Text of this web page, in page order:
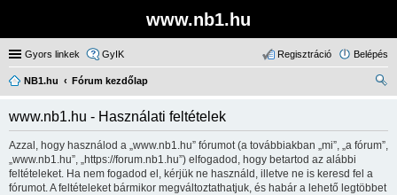
www.nb1.hu
Gyors linkek GyIK Belépés
Regisztráció
NB1.hu
Fórum kezdőlap
s
www.nb1.hu - Használati feltételek
Azzal, hogy használod a „www.nb1.hu” fórumot (a továbbiakban „mi”, „a fórum”,
„www.nb1.hu”, „https://forum.nb1.hu”) elfogadod, hogy betartod az alábbi
feltételeket. Ha nem fogadod el, kérjük ne használd, illetve ne is keresd fel a
fórumot. A feltételeket bármikor megváltoztathatjuk, és habár a lehető legtöbbet